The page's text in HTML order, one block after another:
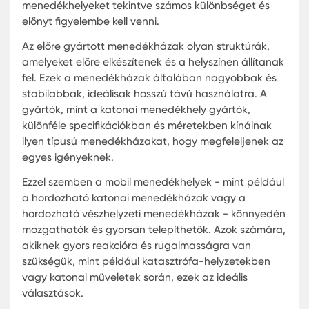
ahol gyors reakcióra és hatékony megoldásokra
szükség, mint például természeti katasztrófák
katonai bevetések esetén. Sok esetben a
hordozható vészhelyzeti menedékházak és az
előregyártott katonai menedékházak a
és leghatékonyabb megoldást kínálják a
számára.